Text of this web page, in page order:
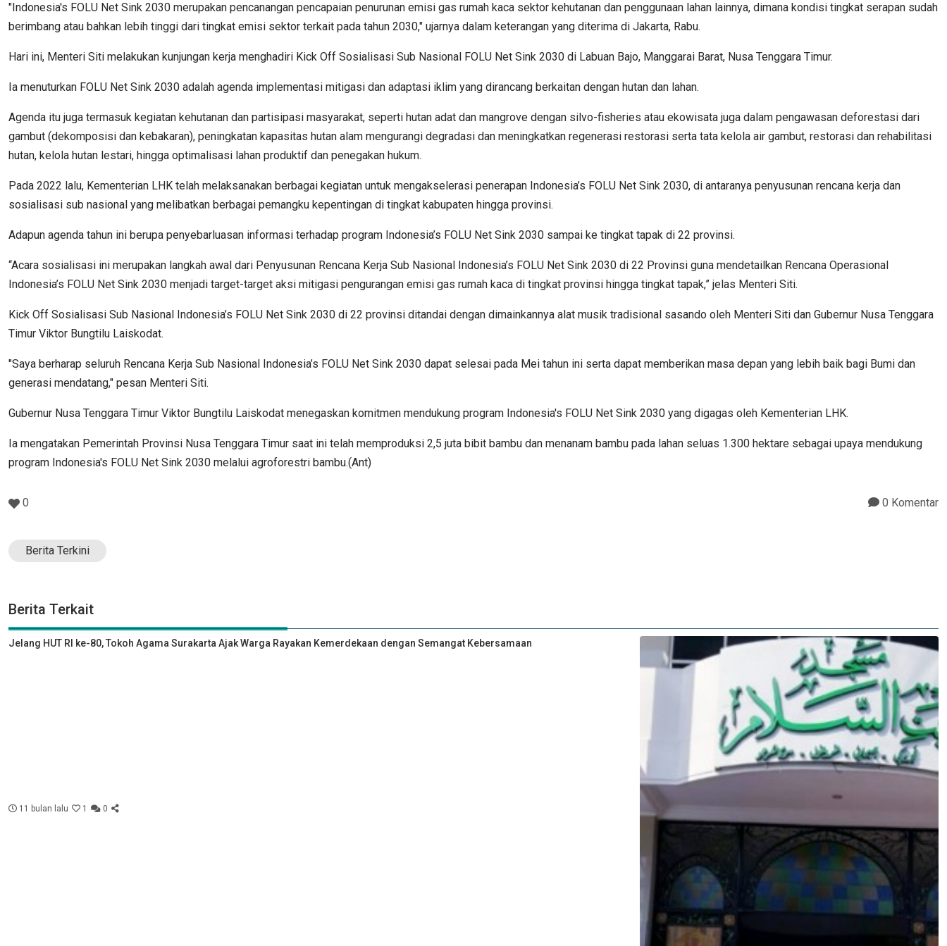
"Indonesia's FOLU Net Sink 2030 merupakan pencanangan pencapaian penurunan emisi gas rumah kaca sektor kehutanan dan penggunaan lahan lainnya, dimana kondisi tingkat serapan sudah
berimbang atau bahkan lebih tinggi dari tingkat emisi sektor terkait pada tahun 2030," ujarnya dalam keterangan yang diterima di Jakarta, Rabu.
Hari ini, Menteri Siti melakukan kunjungan kerja menghadiri Kick Off Sosialisasi Sub Nasional FOLU Net Sink 2030 di Labuan Bajo, Manggarai Barat, Nusa Tenggara Timur.
Ia menuturkan FOLU Net Sink 2030 adalah agenda implementasi mitigasi dan adaptasi iklim yang dirancang berkaitan dengan hutan dan lahan.
Agenda itu juga termasuk kegiatan kehutanan dan partisipasi masyarakat, seperti hutan adat dan mangrove dengan silvo-fisheries atau ekowisata juga dalam pengawasan deforestasi dari
gambut (dekomposisi dan kebakaran), peningkatan kapasitas hutan alam mengurangi degradasi dan meningkatkan regenerasi restorasi serta tata kelola air gambut, restorasi dan rehabilitasi
hutan, kelola hutan lestari, hingga optimalisasi lahan produktif dan penegakan hukum.
Pada 2022 lalu, Kementerian LHK telah melaksanakan berbagai kegiatan untuk mengakselerasi penerapan Indonesia’s FOLU Net Sink 2030, di antaranya penyusunan rencana kerja dan
sosialisasi sub nasional yang melibatkan berbagai pemangku kepentingan di tingkat kabupaten hingga provinsi.
Adapun agenda tahun ini berupa penyebarluasan informasi terhadap program Indonesia’s FOLU Net Sink 2030 sampai ke tingkat tapak di 22 provinsi.
“Acara sosialisasi ini merupakan langkah awal dari Penyusunan Rencana Kerja Sub Nasional Indonesia’s FOLU Net Sink 2030 di 22 Provinsi guna mendetailkan Rencana Operasional
Indonesia’s FOLU Net Sink 2030 menjadi target-target aksi mitigasi pengurangan emisi gas rumah kaca di tingkat provinsi hingga tingkat tapak,” jelas Menteri Siti.
Kick Off Sosialisasi Sub Nasional Indonesia’s FOLU Net Sink 2030 di 22 provinsi ditandai dengan dimainkannya alat musik tradisional sasando oleh Menteri Siti dan Gubernur Nusa Tenggara
Timur Viktor Bungtilu Laiskodat.
"Saya berharap seluruh Rencana Kerja Sub Nasional Indonesia’s FOLU Net Sink 2030 dapat selesai pada Mei tahun ini serta dapat memberikan masa depan yang lebih baik bagi Bumi dan
generasi mendatang," pesan Menteri Siti.
Gubernur Nusa Tenggara Timur Viktor Bungtilu Laiskodat menegaskan komitmen mendukung program Indonesia's FOLU Net Sink 2030 yang digagas oleh Kementerian LHK.
Ia mengatakan Pemerintah Provinsi Nusa Tenggara Timur saat ini telah memproduksi 2,5 juta bibit bambu dan menanam bambu pada lahan seluas 1.300 hektare sebagai upaya mendukung
program Indonesia's FOLU Net Sink 2030 melalui agroforestri bambu.(Ant)
0 0 Komentar
Berita Terkini
Berita Terkait
Jelang HUT RI ke-80, Tokoh Agama Surakarta Ajak Warga Rayakan Kemerdekaan dengan Semangat Kebersamaan
11 bulan lalu 1 0